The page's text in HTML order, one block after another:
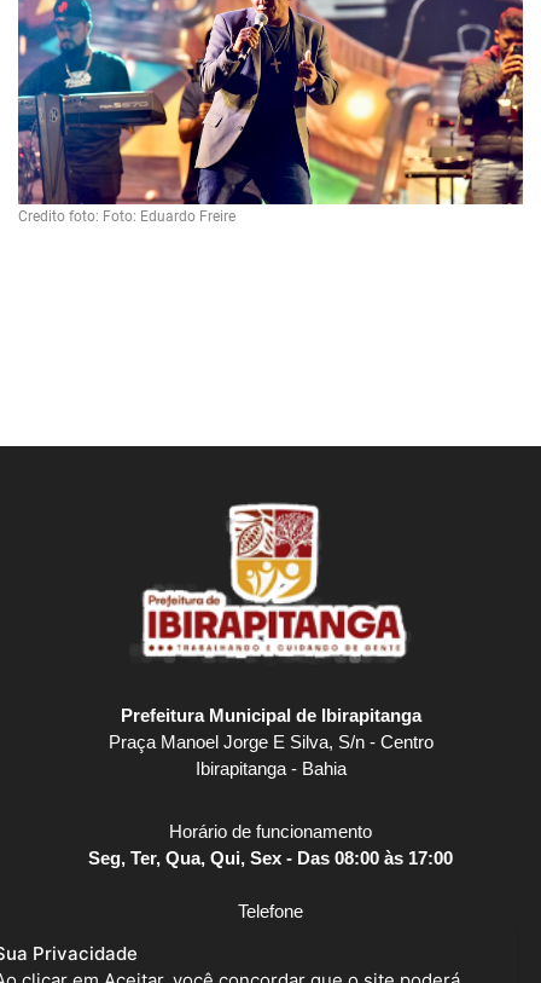
Credito foto: Foto: Eduardo Freire
Prefeitura Municipal de Ibirapitanga
Praça Manoel Jorge E Silva, S/n - Centro
Ibirapitanga - Bahia
Horário de funcionamento
Seg, Ter, Qua, Qui, Sex - Das 08:00 às 17:00
Telefone
Privacidade